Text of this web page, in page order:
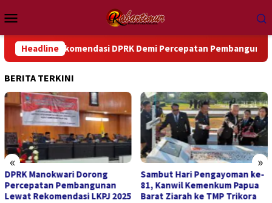
ke
kontenMobile
Headline
Rekomendasi DPRK Demi Percepatan Pembangunan Daerah
BERITA TERKINI
« »
DPRK Manokwari Dorong
Percepatan Pembangunan
Lewat Rekomendasi LKPJ 2025
Sambut Hari Pengayoman ke-
81, Kanwil Kemenkum Papua
Barat Ziarah ke TMP Trikora